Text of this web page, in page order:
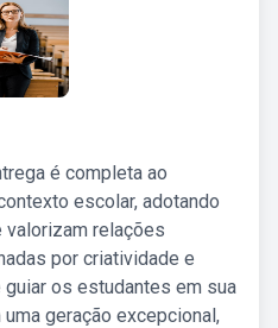
é completa ao
escolar, adotando
relações
por criatividade e
os estudantes em sua
geração excepcional,